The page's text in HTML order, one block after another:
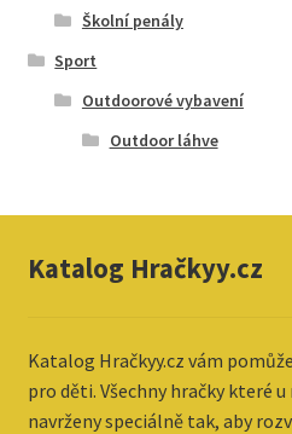
Školní penály
Sport
Outdoorové vybavení
Outdoor láhve
Katalog Hračkyy.cz
Katalog Hračkyy.cz vám
pro děti. Všechny hračky které
navrženy speciálně tak, aby